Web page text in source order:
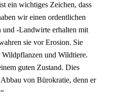
ein wichtiges Zeichen, dass
wir einen ordentlichen
-Landwirte erhalten mit
sie vor Erosion. Sie
Wildpflanzen und Wildtiere.
guten Zustand. Dies
von Bürokratie, denn er